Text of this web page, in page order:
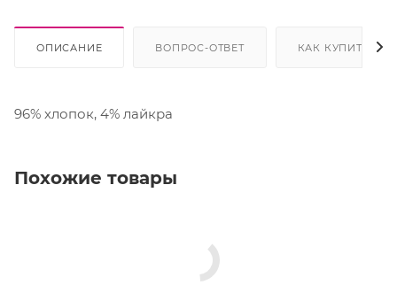
ОПИСАНИЕ ВОПРОС-ОТВЕТ КАК КУПИТЬ
96% хлопок, 4% лайкра
Похожие товары